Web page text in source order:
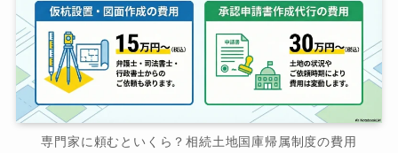
専門家に頼むといくら？相続土地国庫帰属制度の費用